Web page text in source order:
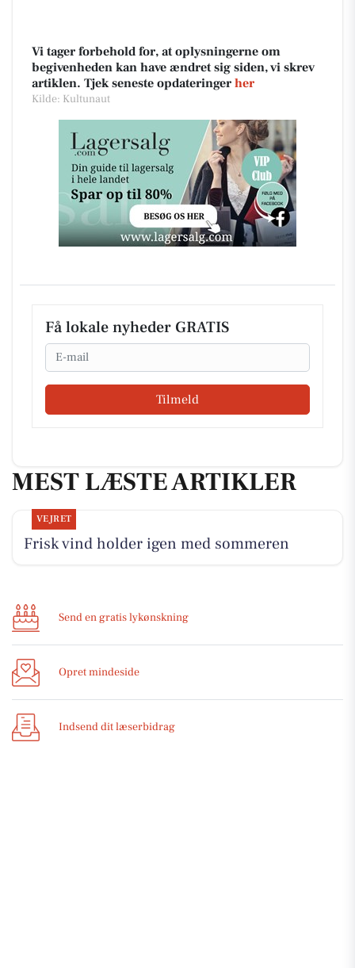
Vi tager forbehold for, at oplysningerne om
begivenheden kan have ændret sig siden, vi skrev
artiklen. Tjek seneste opdateringer her
Kilde: Kultunaut
Få lokale nyheder GRATIS
Email
Tilmeld
MEST LÆSTE ARTIKLER
VEJRET
Frisk vind holder igen med sommeren
Send en gratis lykønskning
Opret mindeside
Indsend dit læserbidrag